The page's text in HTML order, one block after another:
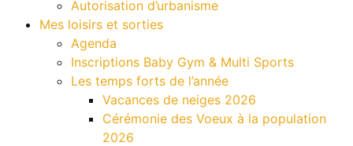
Autorisation d’urbanisme
Mes loisirs et sorties
Agenda
Inscriptions Baby Gym & Multi Sports
Les temps forts de l’année
Vacances de neiges 2026
Cérémonie des Voeux à la population
2026